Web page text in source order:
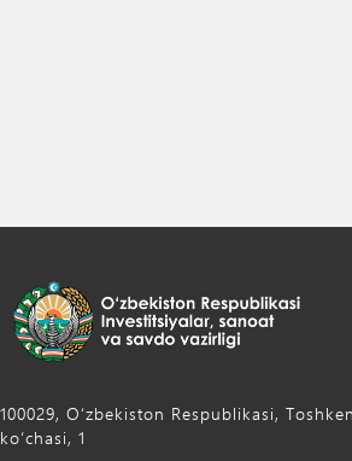
100029, Oʻzbekiston Respublikasi,
ko‘chasi, 1